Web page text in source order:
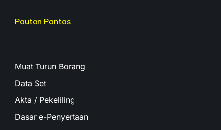
Pautan Pantas
Muat Turun Borang
Data Set
Akta / Pekeliling
Dasar e-Penyertaan